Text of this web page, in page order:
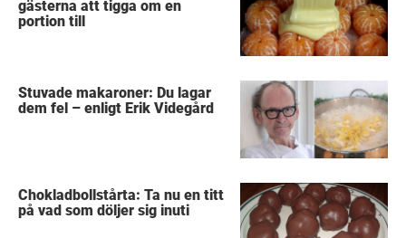
gästerna att tigga om en
portion till
Stuvade makaroner: Du lagar
dem fel – enligt Erik Videgård
Chokladbollstårta: Ta nu en titt
på vad som döljer sig inuti